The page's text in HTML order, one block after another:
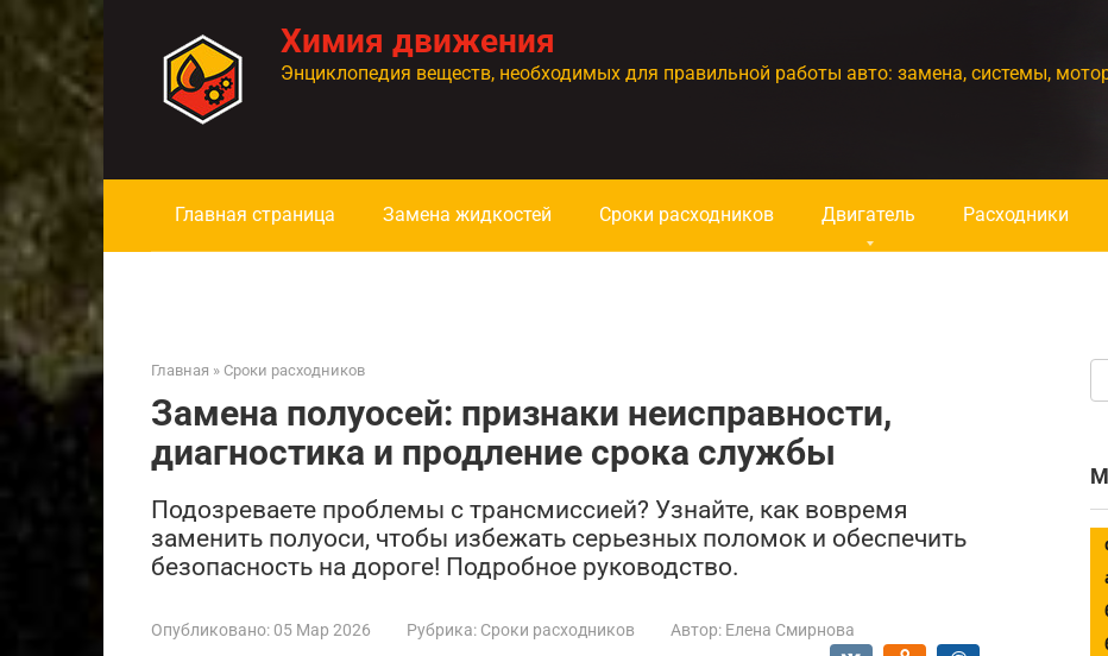
контенту
Химия движения
Энциклопедия веществ, необходимых для правильной работы авто: замена, системы,
Главная страница Замена жидкостей Сроки расходников Двигатель Расходники
Главная » Сроки расходников
Замена полуосей: признаки неисправности,
диагностика и продление срока службы
Подозреваете проблемы с трансмиссией? Узнайте, как вовремя
заменить полуоси, чтобы избежать серьезных поломок и обеспечить
безопасность на дороге! Подробное руководство.
Опубликовано: 05 Мар 2026 Рубрика: Сроки расходников Автор: Елена Смирнова